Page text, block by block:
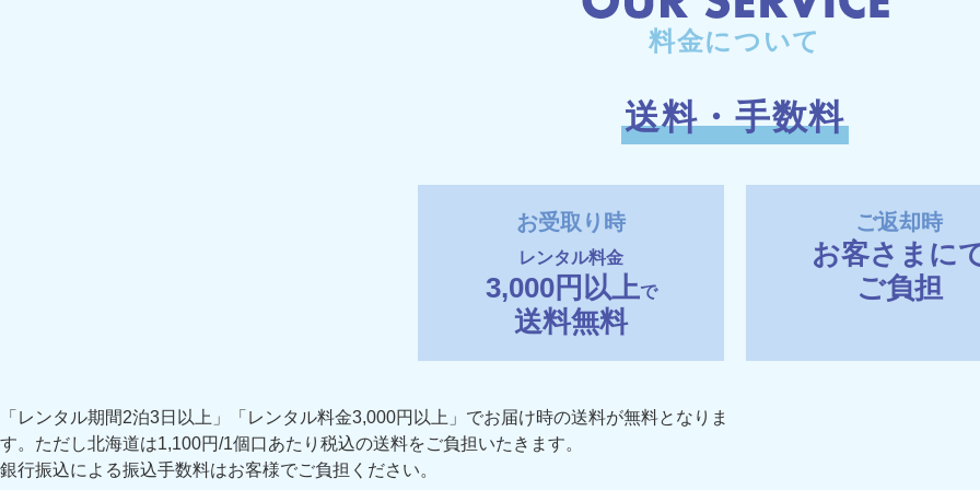
料金について
送料・手数料
お受取り時
レンタル料金
3,000円以上で
送料無料
ご返却時
お客さまに
ご負担
「レンタル期間2泊3日以上」「レンタル料金3,000円以上」でお届け時の送料が無料となりま
す。ただし北海道は1,100円/1個口あたり税込の送料をご負担いたきます。
銀行振込による振込手数料はお客様でご負担ください。